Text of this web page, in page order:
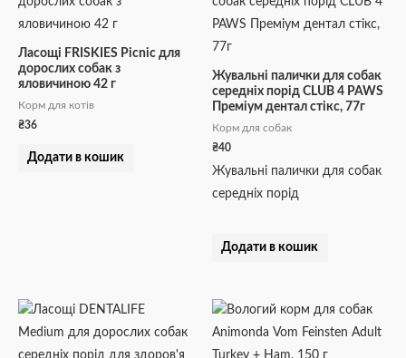
Ласощі FRISKIES Picnic для
дорослих собак з
яловичиною 42 г
Корм для котів
₴36
Додати в кошик
Жувальні палички для собак
середніх порід CLUB 4 PAWS
Преміум дентал стікс, 77г
Корм для собак
₴40
Жувальні палички для собак
середніх порід
Додати в кошик